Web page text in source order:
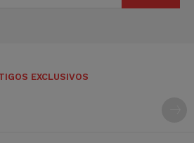
EXCLUSIVOS